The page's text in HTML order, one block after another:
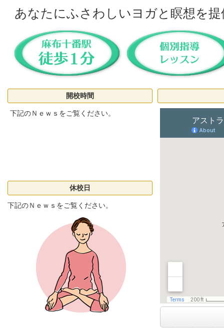
あなたにふさわしいヨガと瞑想を
開校時間
下記のＮｅｗｓをご覧ください。
休校日
下記のＮｅｗｓをご覧ください。